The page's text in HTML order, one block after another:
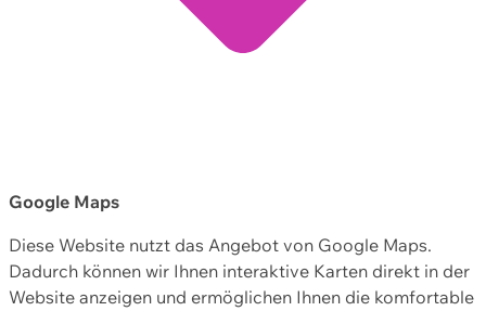
Google Maps
Diese Website nutzt das Angebot von Google Maps.
Dadurch können wir Ihnen interaktive Karten direkt in der
Website anzeigen und ermöglichen Ihnen die komfortable